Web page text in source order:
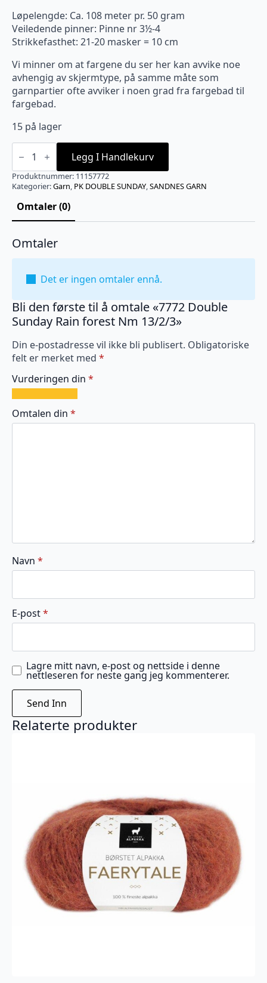
Løpelengde: Ca. 108 meter pr. 50 gram
Veiledende pinner: Pinne nr 3½-4
Strikkefasthet: 21-20 masker = 10 cm
Vi minner om at fargene du ser her kan avvike noe
avhengig av skjermtype, på samme måte som
garnpartier ofte avviker i noen grad fra fargebad til
fargebad.
15 på lager
7772
Double
Rain
forest
13/2/3
antall
Legg I Handlekurv
Produktnummer: 11157772
Kategorier:Garn, PK DOUBLE SUNDAY,SANDNES GARN
Omtaler (0)
Omtaler
Det er ingen omtaler ennå.
Bli den første til å omtale «7772 Double
Sunday Rain forest Nm 13/2/3»
Din e-postadresse vil ikke bli publisert. Obligatoriske
felt er merket med *
Vurderingen din *
av
5
av
5
av
5
av
5
av
5
Omtalen din *
Navn *
E-post*
Lagre mitt navn, e-post og nettside i denne
nettleseren for neste gang jeg kommenterer.
Relaterte produkter